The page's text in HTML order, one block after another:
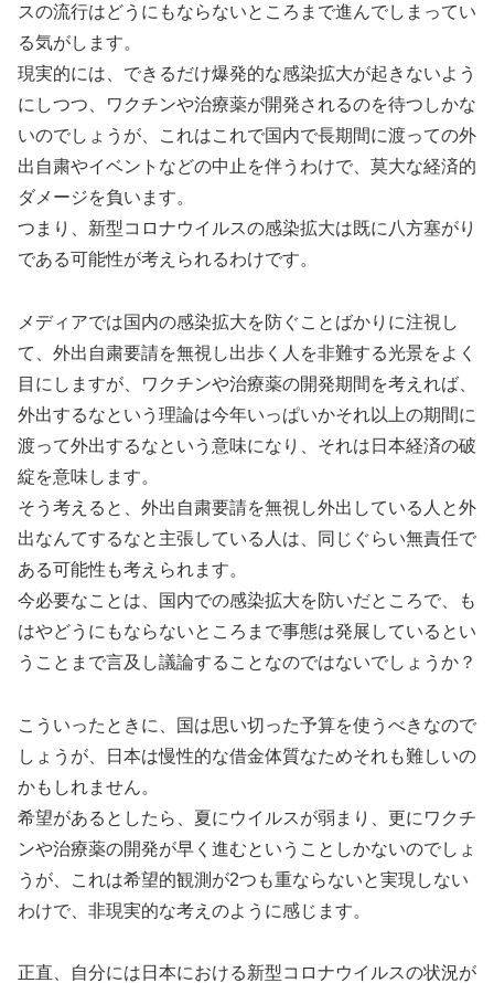
スの流行はどうにもならないところまで進んでしまってい
る気がします。
現実的には、できるだけ爆発的な感染拡大が起きないよう
にしつつ、ワクチンや治療薬が開発されるのを待つしかな
いのでしょうが、これはこれで国内で長期間に渡っての外
出自粛やイベントなどの中止を伴うわけで、莫大な経済的
ダメージを負います。
つまり、新型コロナウイルスの感染拡大は既に八方塞がり
である可能性が考えられるわけです。
メディアでは国内の感染拡大を防ぐことばかりに注視し
て、外出自粛要請を無視し出歩く人を非難する光景をよく
目にしますが、ワクチンや治療薬の開発期間を考えれば、
外出するなという理論は今年いっぱいかそれ以上の期間に
渡って外出するなという意味になり、それは日本経済の破
綻を意味します。
そう考えると、外出自粛要請を無視し外出している人と外
出なんてするなと主張している人は、同じぐらい無責任で
ある可能性も考えられます。
今必要なことは、国内での感染拡大を防いだところで、も
はやどうにもならないところまで事態は発展しているとい
うことまで言及し議論することなのではないでしょうか？
こういったときに、国は思い切った予算を使うべきなので
しょうが、日本は慢性的な借金体質なためそれも難しいの
かもしれません。
希望があるとしたら、夏にウイルスが弱まり、更にワクチ
ンや治療薬の開発が早く進むということしかないのでしょ
うが、これは希望的観測が2つも重ならないと実現しない
わけで、非現実的な考えのように感じます。
正直、自分には日本における新型コロナウイルスの状況が